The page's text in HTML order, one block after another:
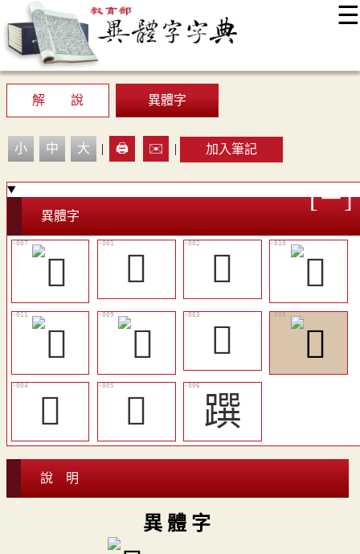
☰
最新消息
顯示模式
網站導覽
解 說
異體字
小 中 大 | 🖨️ ✉️ | 加入筆記
異體字
𦋠
𦋭
𦌮
𦌻
𨂳 䠣
說 明
異 體 字